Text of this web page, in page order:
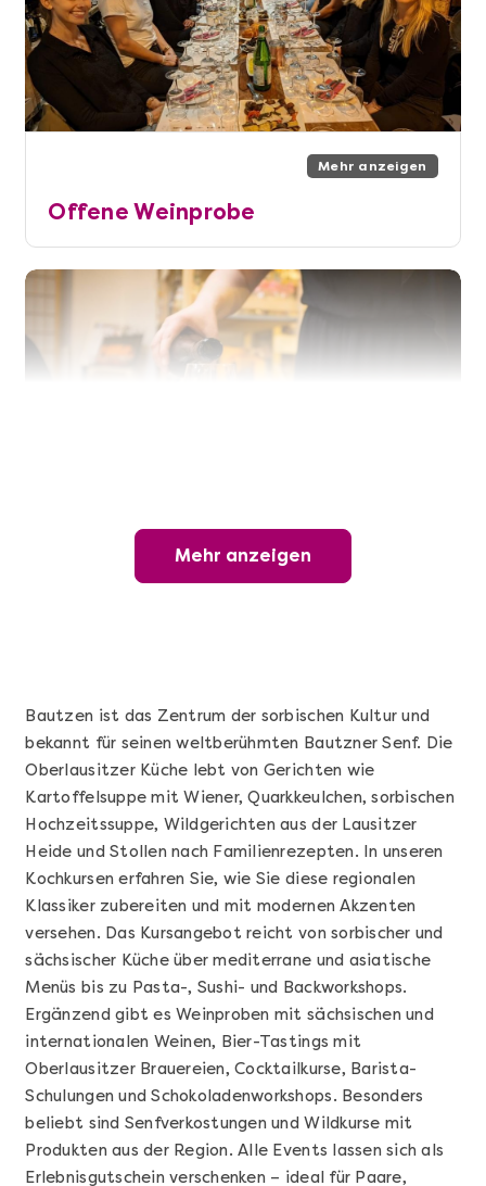
Mehr anzeigen
Offene Weinprobe
Wunderschöner Weinabend
Mehr anzeigen
Sushi Basic Kurs Bonn
Mehr anzeigen
Bautzen ist das Zentrum der sorbischen Kultur und
bekannt für seinen weltberühmten Bautzner Senf. Die
Oberlausitzer Küche lebt von Gerichten wie
Kartoffelsuppe mit Wiener, Quarkkeulchen, sorbischen
Hochzeitssuppe, Wildgerichten aus der Lausitzer
Heide und Stollen nach Familienrezepten. In unseren
Kochkursen erfahren Sie, wie Sie diese regionalen
Klassiker zubereiten und mit modernen Akzenten
versehen. Das Kursangebot reicht von sorbischer und
sächsischer Küche über mediterrane und asiatische
Menüs bis zu Pasta-, Sushi- und Backworkshops.
Ergänzend gibt es Weinproben mit sächsischen und
internationalen Weinen, Bier-Tastings mit
Oberlausitzer Brauereien, Cocktailkurse, Barista-
Schulungen und Schokoladenworkshops. Besonders
beliebt sind Senfverkostungen und Wildkurse mit
Produkten aus der Region. Alle Events lassen sich als
Erlebnisgutschein verschenken – ideal für Paare,